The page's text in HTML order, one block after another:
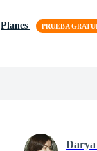
Planes
Darya